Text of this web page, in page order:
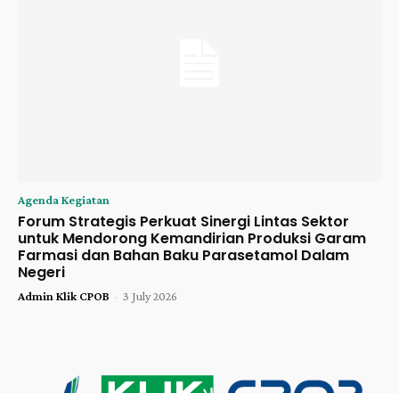
Agenda Kegiatan
Forum Strategis Perkuat Sinergi Lintas Sektor
untuk Mendorong Kemandirian Produksi Garam
Farmasi dan Bahan Baku Parasetamol Dalam
Negeri
Admin Klik CPOB - 3 July 2026